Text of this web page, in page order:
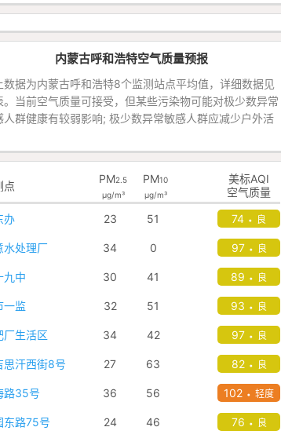
内蒙古呼和浩特空气质量预报
数据为内蒙古呼和浩特8个监测站点平均值，详细数据见
。当前空气质量可接受，但某些污染物可能对极少数异常
人群健康有较弱影响; 极少数异常敏感人群应减少户外活
点
PM2.5
μg/m³
PM10
μg/m³
美标AQI
空气质量
办
水处理厂
九中
一监
厂生活区
思汗西街8号
路35号
东路75号
23
34
30
32
34
27
36
24
51
0
41
51
42
63
56
46
74 • 良
97 • 良
89 • 良
93 • 良
97 • 良
82 • 良
102 • 轻度
76 • 良